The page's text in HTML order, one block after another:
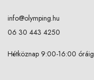
info@olymping.hu
06 30 443 4250
Hétköznap 9:00-16:00 óráig